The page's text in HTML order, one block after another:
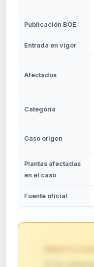
Publicación BOE
Entrada en vigor
Afectados
Categoría
Caso origen
Plantas afectadas
en el caso
Fuente oficial